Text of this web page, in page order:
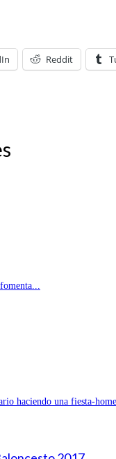
Reddit
haciendo una fiesta-